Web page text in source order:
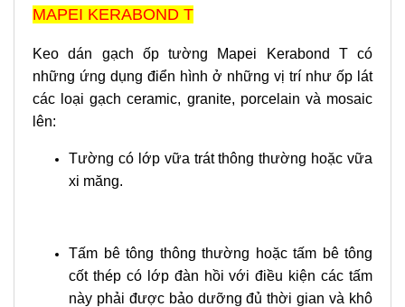
MAPEI KERABOND T
Keo dán gạch ốp tường Mapei Kerabond T có
những ứng dụng điển hình ở những vị trí như ốp lát
các loại gạch ceramic, granite, porcelain và mosaic
lên:
Tường có lớp vữa trát thông thường hoặc vữa
xi măng.
Tấm bê tông thông thường hoặc tấm bê tông
cốt thép có lớp đàn hồi với điều kiện các tấm
này phải được bảo dưỡng đủ thời gian và khô